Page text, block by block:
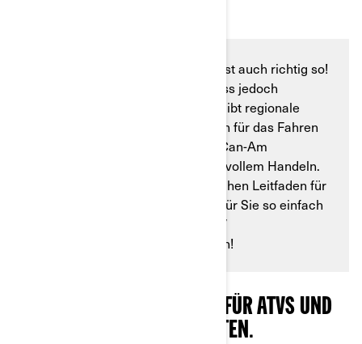
Jeder will Spaß haben – und das ist auch richtig so!
Der Spaß mit ATVs und SSVs muss jedoch
verantwortungsvoll erfolgen. Es gibt regionale
Vorschriften und Beschränkungen für das Fahren
mit diesen Fahrzeugen. Wir von Can-Am
ermutigen Sie zu verantwortungsvollem Handeln.
Deshalb haben wir einen praktischen Leitfaden für
Sie zusammengestellt, damit es für Sie so einfach
wie möglich ist, Ihr SSV oder ATV
verantwortungsbewusst zu fahren!
JA, DIESEN BRAUCHEN SIE FÜR ATVS UND
SSVS. HIER SIND ALLE FAKTEN.